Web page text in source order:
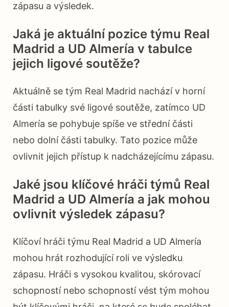
zápasu a výsledek.
Jaká je aktuální pozice týmu Real
Madrid a UD Almería v tabulce
jejich ligové soutěže?
Aktuálně se tým Real Madrid nachází v horní
části tabulky své ligové soutěže, zatímco UD
Almería se pohybuje spíše ve střední části
nebo dolní části tabulky. Tato pozice může
ovlivnit jejich přístup k nadcházejícímu zápasu.
Jaké jsou klíčové hráči týmů Real
Madrid a UD Almería a jak mohou
ovlivnit výsledek zápasu?
Klíčoví hráči týmu Real Madrid a UD Almería
mohou hrát rozhodující roli ve výsledku
zápasu. Hráči s vysokou kvalitou, skórovací
schopností nebo schopností vést tým mohou